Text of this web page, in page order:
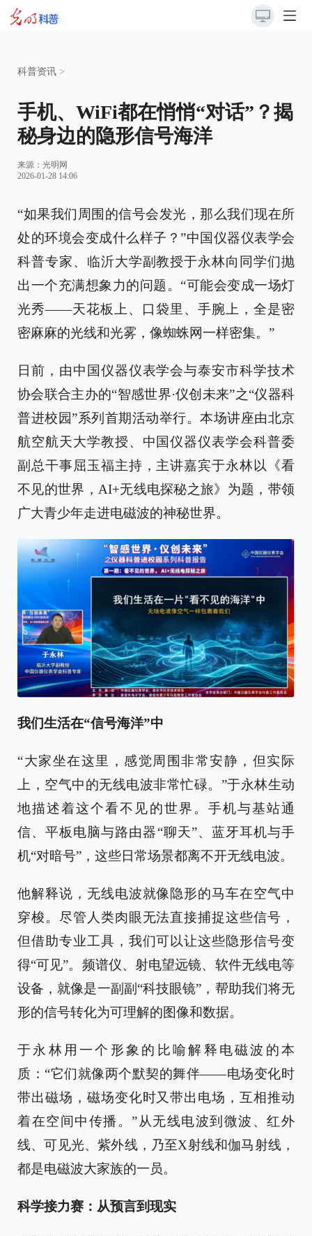
科普资讯 >
手机、WiFi都在悄悄“对话”？揭
秘身边的隐形信号海洋
来源： 光明网
2026-01-28 14:06
“如果我们周围的信号会发光，那么我们现在所
处的环境会变成什么样子？”中国仪器仪表学会
科普专家、临沂大学副教授于永林向同学们抛
出一个充满想象力的问题。“可能会变成一场灯
光秀——天花板上、口袋里、手腕上，全是密
密麻麻的光线和光雾，像蜘蛛网一样密集。”
日前，由中国仪器仪表学会与泰安市科学技术
协会联合主办的“智感世界·仪创未来”之“仪器科
普进校园”系列首期活动举行。本场讲座由北京
航空航天大学教授、中国仪器仪表学会科普委
副总干事屈玉福主持，主讲嘉宾于永林以《看
不见的世界，AI+无线电探秘之旅》为题，带领
广大青少年走进电磁波的神秘世界。
我们生活在“信号海洋”中
“大家坐在这里，感觉周围非常安静，但实际
上，空气中的无线电波非常忙碌。”于永林生动
地描述着这个看不见的世界。手机与基站通
信、平板电脑与路由器“聊天”、蓝牙耳机与手
机“对暗号”，这些日常场景都离不开无线电波。
他解释说，无线电波就像隐形的马车在空气中
穿梭。尽管人类肉眼无法直接捕捉这些信号，
但借助专业工具，我们可以让这些隐形信号变
得“可见”。频谱仪、射电望远镜、软件无线电等
设备，就像是一副副“科技眼镜”，帮助我们将无
形的信号转化为可理解的图像和数据。
于永林用一个形象的比喻解释电磁波的本
质：“它们就像两个默契的舞伴——电场变化时
带出磁场，磁场变化时又带出电场，互相推动
着在空间中传播。”从无线电波到微波、红外
线、可见光、紫外线，乃至X射线和伽马射线，
都是电磁波大家族的一员。
科学接力赛：从预言到现实